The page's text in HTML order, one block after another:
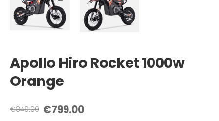
Apollo Hiro Rocket 1000w
Orange
€849.00 €799.00